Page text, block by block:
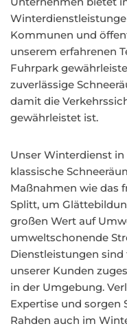
Kommunen und
unserem erfahrenen
Fuhrpark
zuverlässige
damit die
gewährleistet ist.
Unser Winterdienst
klassische
Maßnahmen wie das
Splitt, um
großen Wert auf
umweltschonende
Dienstleistungen sind
unserer Kunden
in der Umgebung.
Expertise und sorgen
Rahden auch im